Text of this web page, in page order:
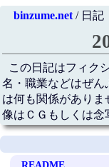
binzume.net/ 日記
この日記はフィク
名・職業などはぜん
は何も関係があり
像はＣＧもしくは念